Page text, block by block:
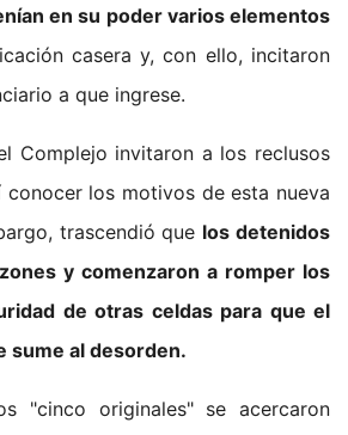
en su poder varios elementos
casera y, con ello, incitaron
a que ingrese.
Complejo invitaron a los reclusos
los motivos de esta nueva
trascendió que los detenidos
y comenzaron a romper los
de otras celdas para que el
sume al desorden.
"cinco originales" se acercaron